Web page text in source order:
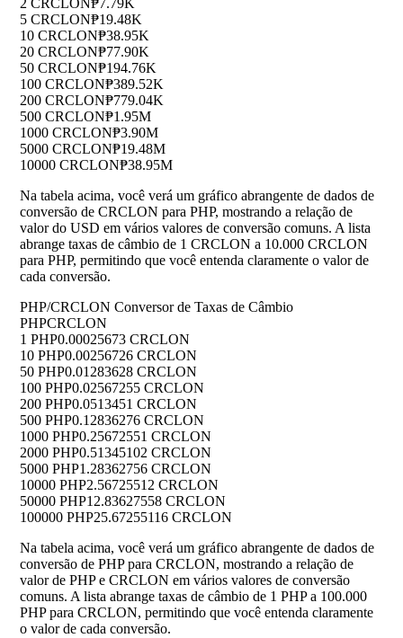
2 CRCLON₱7.79K
5 CRCLON₱19.48K
10 CRCLON₱38.95K
20 CRCLON₱77.90K
50 CRCLON₱194.76K
100 CRCLON₱389.52K
200 CRCLON₱779.04K
500 CRCLON₱1.95M
1000 CRCLON₱3.90M
5000 CRCLON₱19.48M
10000 CRCLON₱38.95M
Na tabela acima, você verá um gráfico abrangente de dados de
conversão de CRCLON para PHP, mostrando a relação de
valor do USD em vários valores de conversão comuns. A lista
abrange taxas de câmbio de 1 CRCLON a 10.000 CRCLON
para PHP, permitindo que você entenda claramente o valor de
cada conversão.
PHP/CRCLON Conversor de Taxas de Câmbio
PHPCRCLON
1 PHP0.00025673 CRCLON
10 PHP0.00256726 CRCLON
50 PHP0.01283628 CRCLON
100 PHP0.02567255 CRCLON
200 PHP0.0513451 CRCLON
500 PHP0.12836276 CRCLON
1000 PHP0.25672551 CRCLON
2000 PHP0.51345102 CRCLON
5000 PHP1.28362756 CRCLON
10000 PHP2.56725512 CRCLON
50000 PHP12.83627558 CRCLON
100000 PHP25.67255116 CRCLON
Na tabela acima, você verá um gráfico abrangente de dados de
conversão de PHP para CRCLON, mostrando a relação de
valor de PHP e CRCLON em vários valores de conversão
comuns. A lista abrange taxas de câmbio de 1 PHP a 100.000
PHP para CRCLON, permitindo que você entenda claramente
o valor de cada conversão.